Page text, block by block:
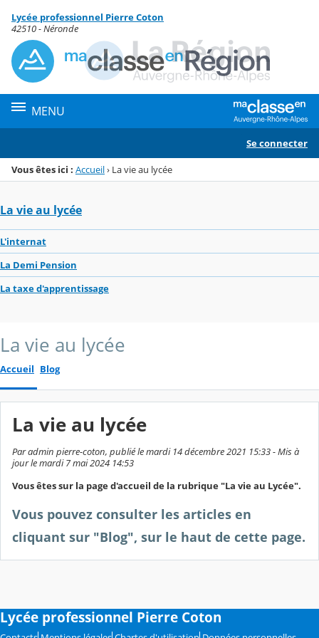
Menu de la rubrique
Contenu
Lycée professionnel Pierre Coton
42510 - Néronde
MENU
Se connecter
Vous êtes ici : Accueil› La vie au lycée
La vie au lycée
L'internat
La Demi Pension
La taxe d'apprentissage
La vie au lycée
Accueil Blog
La vie au lycée
Par admin pierre-coton, publié le mardi 14 décembre 2021 15:33 - Mis à
jour le mardi 7 mai 2024 14:53
Vous êtes sur la page d'accueil de la rubrique "La vie au Lycée".
Vous pouvez consulter les articles en
cliquant sur "Blog", sur le haut de cette page.
Lycée professionnel Pierre Coton